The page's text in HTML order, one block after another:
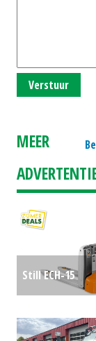
Verstuur
MEER
Still ECH-15
#75813